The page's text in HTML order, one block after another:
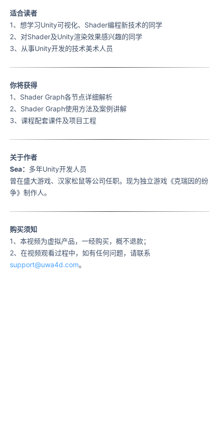
适合读者
1、想学习Unity可视化、Shader编程新技术的同学
2、对Shader及Unity渲染效果感兴趣的同学
3、从事Unity开发的技术美术人员
你将获得
1、Shader Graph各节点详细解析
2、Shader Graph使用方法及案例讲解
3、课程配套课件及项目工程
关于作者
Sea： 多年Unity开发人员
曾在盛大游戏、汉家松鼠等公司任职。现为独立游戏《克瑞因的纷
争》制作人。
购买须知
1、本视频为虚拟产品，一经购买，概不退款；
2、在视频观看过程中，如有任何问题，请联系
support@uwa4d.com。